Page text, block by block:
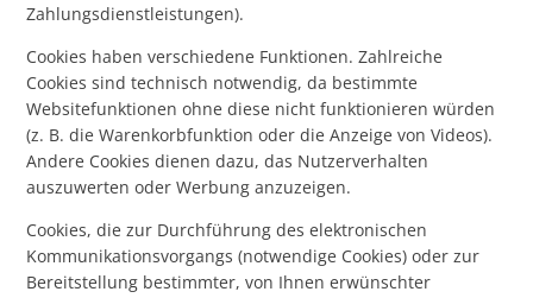
Zahlungsdienstleistungen).
Cookies haben verschiedene Funktionen. Zahlreiche
Cookies sind technisch notwendig, da bestimmte
Websitefunktionen ohne diese nicht funktionieren würden
(z. B. die Warenkorbfunktion oder die Anzeige von Videos).
Andere Cookies dienen dazu, das Nutzerverhalten
auszuwerten oder Werbung anzuzeigen.
Cookies, die zur Durchführung des elektronischen
Kommunikationsvorgangs (notwendige Cookies) oder zur
Bereitstellung bestimmter, von Ihnen erwünschter